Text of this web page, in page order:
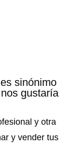
sinónimo
gustaría
y otra
y vender tus